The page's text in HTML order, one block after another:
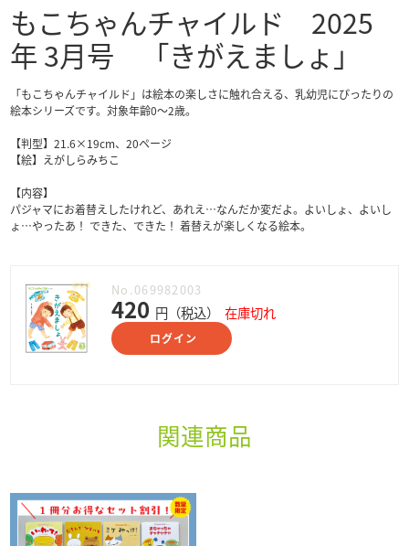
もこちゃんチャイルド 2025
年 3月号 「きがえましょ」
「もこちゃんチャイルド」は絵本の楽しさに触れ合える、乳幼児にぴったりの
絵本シリーズです。対象年齢0～2歳。
【判型】21.6×19cm、20ページ
【絵】えがしらみちこ
【内容】
パジャマにお着替えしたけれど、あれえ…なんだか変だよ。よいしょ、よいし
ょ…やったあ！ できた、できた！ 着替えが楽しくなる絵本。
No.069982003
420 円（税込） 在庫切れ
ログイン
関連商品